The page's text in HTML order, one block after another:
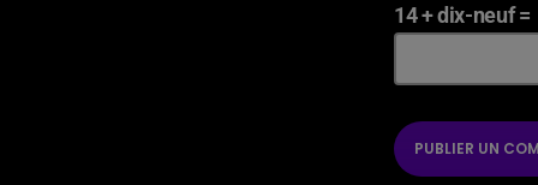
14 + dix-neuf =